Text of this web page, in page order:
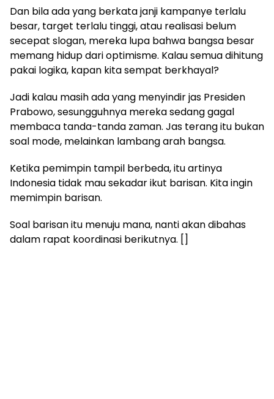
Dan bila ada yang berkata janji kampanye terlalu
besar, target terlalu tinggi, atau realisasi belum
secepat slogan, mereka lupa bahwa bangsa besar
memang hidup dari optimisme. Kalau semua dihitung
pakai logika, kapan kita sempat berkhayal?
Jadi kalau masih ada yang menyindir jas Presiden
Prabowo, sesungguhnya mereka sedang gagal
membaca tanda-tanda zaman. Jas terang itu bukan
soal mode, melainkan lambang arah bangsa.
Ketika pemimpin tampil berbeda, itu artinya
Indonesia tidak mau sekadar ikut barisan. Kita ingin
memimpin barisan.
Soal barisan itu menuju mana, nanti akan dibahas
dalam rapat koordinasi berikutnya. []